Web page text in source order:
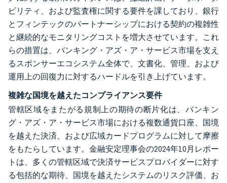
ビリティ、および監査権に関する要件を課しており、銀行
とフィンテックのパートナーシップにおける契約の複雑性
と継続的なモニタリングコストを増大させています。これ
らの措置は、バンキング・アズ・ア・サービス市場を支え
るスポンサーエコシステム全体で、文書化、管理、および
運用上の回復力に対するハードルを引き上げています。
複雑な国境を越えたコンプライアンス要件
管轄区域をまたがる規制上の期待の断片化は、バンキン
グ・アズ・ア・サービス市場における複数通貨口座、国境
を越えた決済、および広域カードプログラムに対して摩擦
をもたらしています。金融安定理事会の2024年10月レポー
トは、多くの管轄区域で決済サービスプロバイダーに対す
る包括的な期待、国境を越えたシステムのリスク評価、お